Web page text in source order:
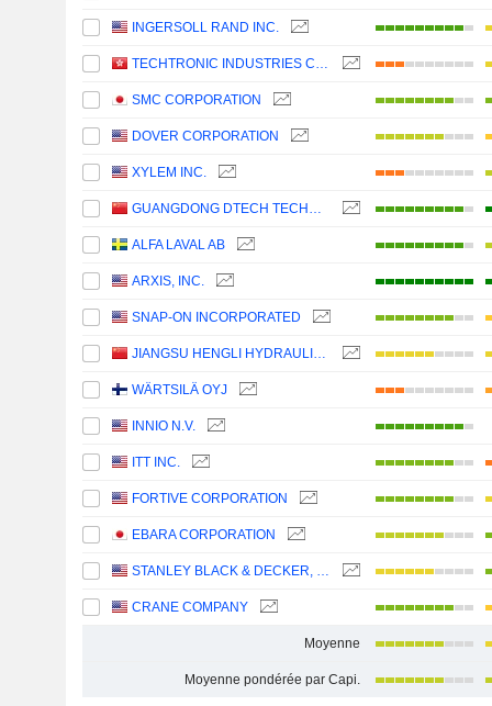
INGERSOLL RAND INC.
TECHTRONIC INDUSTRIES COMPANY LIMITED
SMC CORPORATION
DOVER CORPORATION
XYLEM INC.
GUANGDONG DTECH TECHNOLOGY CO., LTD.
ALFA LAVAL AB
ARXIS, INC.
SNAP-ON INCORPORATED
JIANGSU HENGLI HYDRAULIC CO.,LTD
WÄRTSILÄ OYJ
INNIO N.V.
ITT INC.
FORTIVE CORPORATION
EBARA CORPORATION
STANLEY BLACK & DECKER, INC.
CRANE COMPANY
Moyenne
Moyenne pondérée par Capi.